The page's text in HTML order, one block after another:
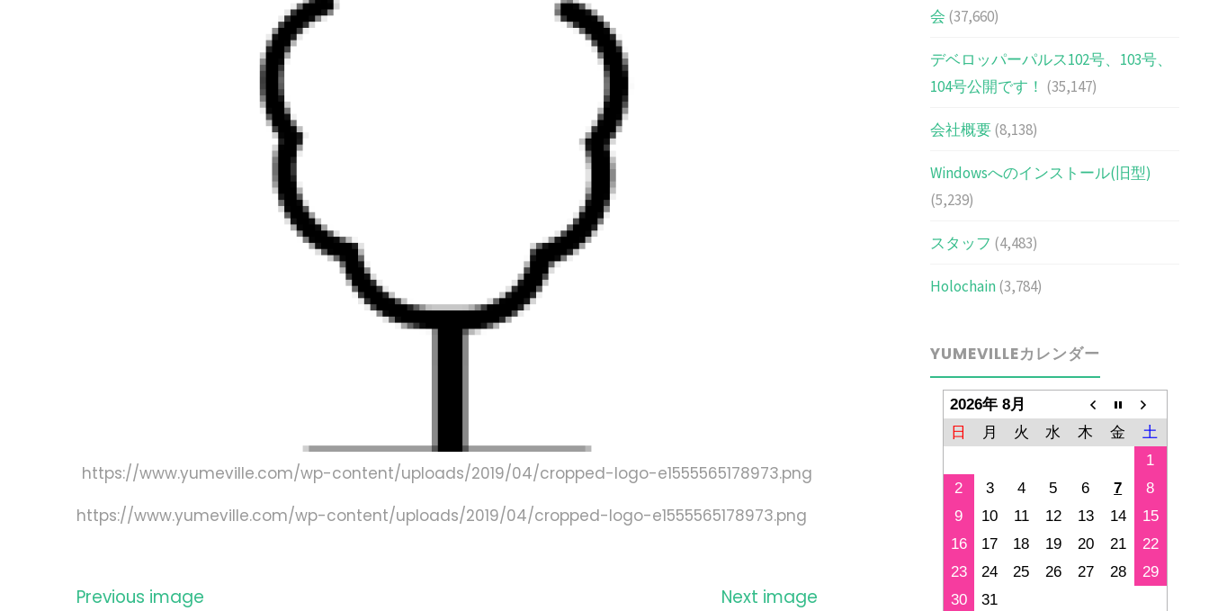
https://www.yumeville.com/wp-content/uploads/2019/04/cropped-logo-e1555565178973.png
https://www.yumeville.com/wp-content/uploads/2019/04/cropped-logo-e1555565178973.png
Previous image Next image
会 (37,660)
デベロッパーパルス102号、103号、
104号公開です！ (35,147)
会社概要(8,138)
Windowsへのインストール(旧型)
(5,239)
スタッフ (4,483)
Holochain(3,784)
YUMEVILLEカレンダー
2026年 8月
日
月 火 水 木 金
土
1
2
3 4 5 6 7
8
9
10 11 12 13 14
15
16
17 18 19 20 21
22
23
24 25 26 27 28
29
30
31